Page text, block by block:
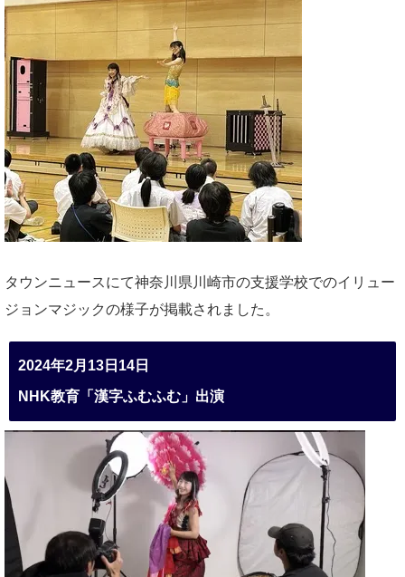
タウンニュースにて神奈川県川崎市の支援学校でのイリュー
ジョンマジックの様子が掲載されました。
2024年2月13日14日
NHK教育「漢字ふむふむ」出演